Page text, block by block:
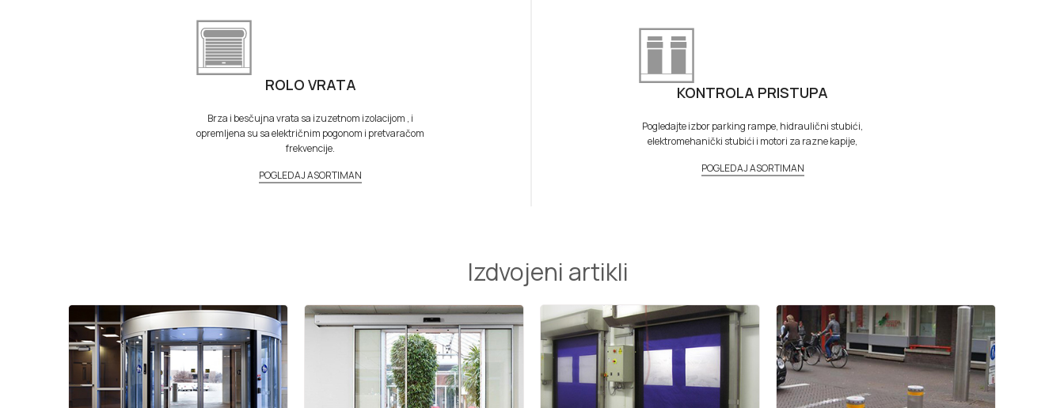
ROLO VRATA
Brza i besčujna vrata sa izuzetnom izolacijom , i
opremljena su sa električnim pogonom i pretvaračom
frekvencije.
POGLEDAJ ASORTIMAN
KONTROLA PRISTUPA
Pogledajte izbor parking rampe, hidraulični stubići,
elektromehanički stubići i motori za razne kapije,
POGLEDAJ ASORTIMAN
Izdvojeni artikli